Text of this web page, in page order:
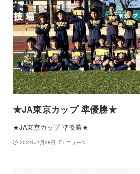
★JA東京カップ 準優勝★
★JA東京カップ 準優勝★
2022年2月28日 ニュース